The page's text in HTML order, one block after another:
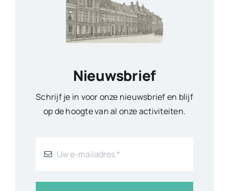
Nieuwsbrief
Schrijf je in voor onze nieuwsbrief en blijf
op de hoogte van al onze activiteiten.